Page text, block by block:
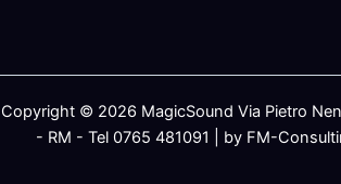
Copyright © 2026 MagicSound Via Pietro
- RM - Tel 0765 481091 | by FM-